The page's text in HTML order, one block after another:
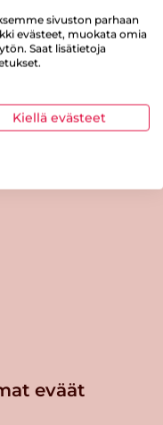
0.9 g
eväät
sivuston parhaan
evästeet, muokata omia
Saat lisätietoja
Kiellä evästeet